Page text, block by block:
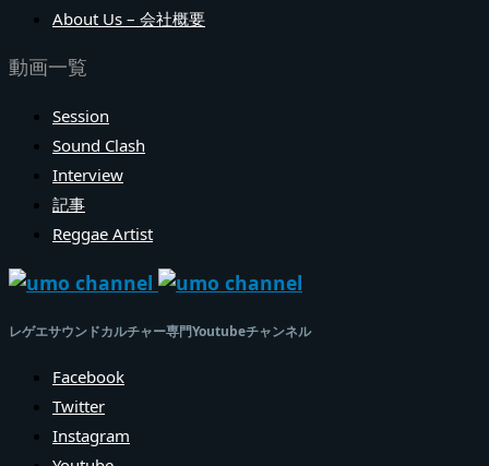
About Us – 会社概要
動画一覧
Session
Sound Clash
Interview
記事
Reggae Artist
レゲエサウンドカルチャー専門Youtubeチャンネル
Facebook
Twitter
Instagram